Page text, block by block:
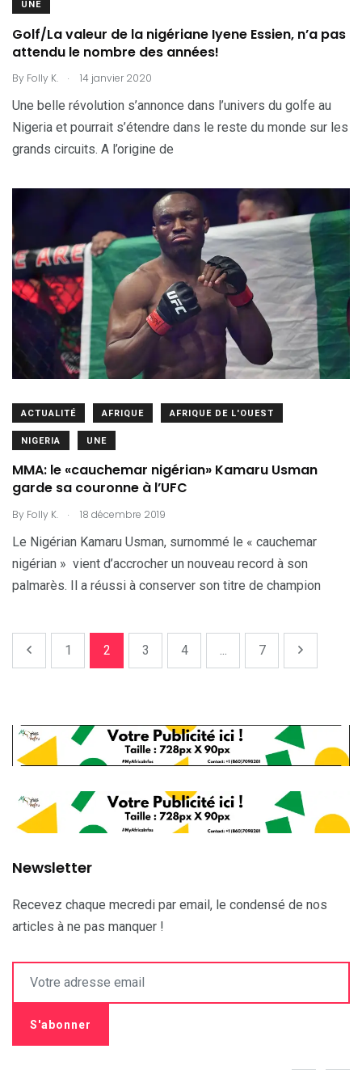
UNE
Golf/La valeur de la nigériane Iyene Essien, n’a pas
attendu le nombre des années!
By Folly K. . 14 janvier 2020
Une belle révolution s’annonce dans l’univers du golfe au
Nigeria et pourrait s’étendre dans le reste du monde sur les
grands circuits. A l’origine de
ACTUALITÉ AFRIQUE AFRIQUE DE L'OUEST
NIGERIA UNE
MMA: le «cauchemar nigérian» Kamaru Usman
garde sa couronne à l’UFC
By Folly K. . 18 décembre 2019
Le Nigérian Kamaru Usman, surnommé le « cauchemar
nigérian » vient d’accrocher un nouveau record à son
palmarès. Il a réussi à conserver son titre de champion
1 2 3 4 7
Newsletter
Recevez chaque mecredi par email, le condensé de nos
articles à ne pas manquer !